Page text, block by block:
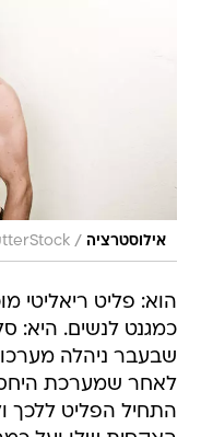
אילוסטרציה /
הוא: פליט ריאליטי
כמגנט לנשים. היא:
שבעבר ניהלה
לאחר שמערכת
התחיל הפליט ללכך